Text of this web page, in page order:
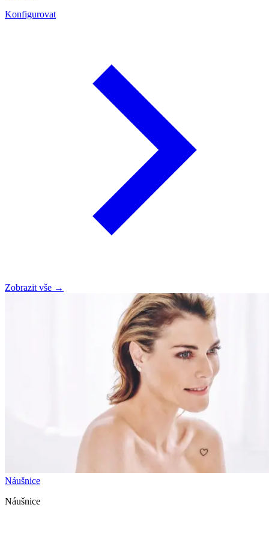
Konfigurovat
Zobrazit vše →
Náušnice
Náušnice